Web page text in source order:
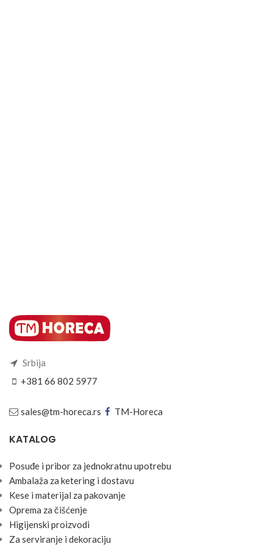
Srbija
+381 66 802 5977
sales@tm-horeca.rs TM-Horeca
KATALOG
Posuđe i pribor za jednokratnu upotrebu
Ambalaža za ketering i dostavu
Kese i materijal za pakovanje
Oprema za čišćenje
Higijenski proizvodi
Za serviranje i dekoraciju